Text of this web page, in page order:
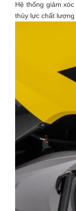
Hệ thống giảm
thủy lực chất lượng